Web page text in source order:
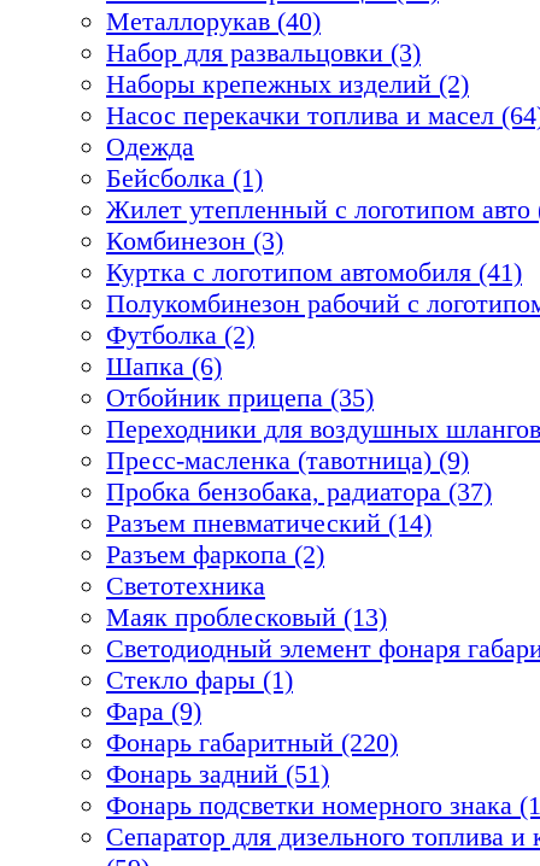
Металлорукав (40)
Набор для развальцовки (3)
Наборы крепежных изделий (2)
Насос перекачки топлива и масел
Одежда
Бейсболка (1)
Жилет утепленный с логотипом авто
Комбинезон (3)
Куртка с логотипом автомобиля (41)
Полукомбинезон рабочий с
Футболка (2)
Шапка (6)
Отбойник прицепа (35)
Переходники для воздушных
Пресс-масленка (тавотница) (9)
Пробка бензобака, радиатора (37)
Разъем пневматический (14)
Разъем фаркопа (2)
Светотехника
Маяк проблесковый (13)
Светодиодный элемент фонаря
Стекло фары (1)
Фара (9)
Фонарь габаритный (220)
Фонарь задний (51)
Фонарь подсветки номерного знака
Сепаратор для дизельного топлива